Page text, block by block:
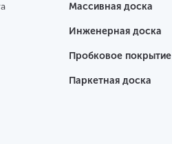
Массивная доска
Инженерная доска
Пробковое покрытие
Паркетная доска